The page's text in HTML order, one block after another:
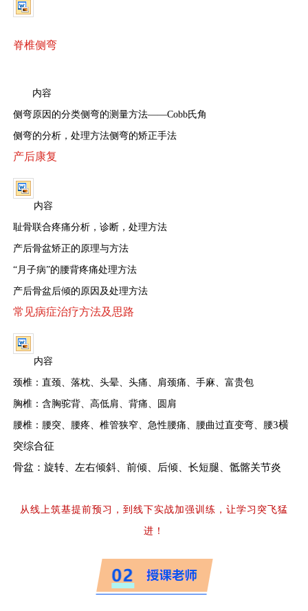
脊椎侧弯
内容
侧弯原因的分类侧弯的测量方法——Cobb氏角
侧弯的分析，处理方法侧弯的矫正手法
产后康复
内容
耻骨联合疼痛分析，诊断，处理方法
产后骨盆矫正的原理与方法
“月子病”的腰背疼痛处理方法
产后骨盆后倾的原因及处理方法
常见病症治疗方法及思路
内容
颈椎：直颈、落枕、头晕、头痛、肩颈痛、手麻、富贵包
胸椎：含胸驼背、高低肩、背痛、圆肩
腰椎：腰突、腰疼、椎管狭窄、急性腰痛、腰曲过直变弯、腰3横
突综合征
骨盆：旋转、左右倾斜、前倾、后倾、长短腿、骶髂关节炎
从线上筑基提前预习，到线下实战加强训练，让学习突飞猛
进！